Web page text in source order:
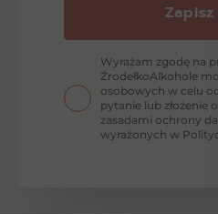
Wyrażam zgodę na
ŹrodełkoAlkohole
osobowych w celu
pytanie lub złożenie
zasadami ochrony
wyrażonych w